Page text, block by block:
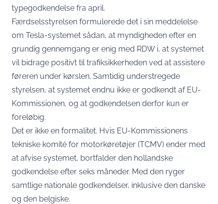
typegodkendelse fra april.
Færdselsstyrelsen formulerede det i sin meddelelse
om Tesla-systemet sådan, at myndigheden efter en
grundig gennemgang er enig med RDW i, at systemet
vil bidrage positivt til trafiksikkerheden ved at assistere
føreren under kørslen. Samtidig understregede
styrelsen, at systemet endnu ikke er godkendt af EU-
Kommissionen, og at godkendelsen derfor kun er
foreløbig.
Det er ikke en formalitet. Hvis EU-Kommissionens
tekniske komité for motorkøretøjer (TCMV) ender med
at afvise systemet, bortfalder den hollandske
godkendelse efter seks måneder. Med den ryger
samtlige nationale godkendelser, inklusive den danske
og den belgiske.